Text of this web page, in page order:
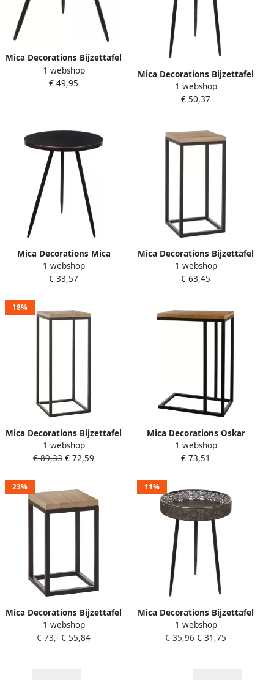
Mica Decorations Bijzettafel
Lagune rond metaal brons
H45 5 x D70 Bijzettafels
1 webshop
€ 49,95
Mica Decorations Bijzettafel
Lagune rond metaal brons
H58 x D40 Bijzettafels
1 webshop
€ 50,37
Mica Decorations Mica
bijzettafel Kent rond metaal
zwart 40x51 5cm
1 webshop
€ 33,57
Mica Decorations Bijzettafel
Oskar vierkant hout metaal
zwart 30 x 62 cm
1 webshop
€ 63,45
18%
Mica Decorations Bijzettafel
Oskar vierkant hout metaal
zwart 35 x 81 cm
1 webshop
€ 89,33 € 72,59
Mica Decorations Oskar
Bijzettafel L46 x B30 x H66
cm Hout Metaal Zwart
1 webshop
€ 73,51
23%
Mica Decorations Bijzettafel
hout met metalen poten
H42 x 25 cm Bijzettafels
1 webshop
€ 73,- € 55,84
11%
Mica Decorations Bijzettafel
Lagune rond metaal zwart
40 x 58 cm Home Deco
1 webshop
€ 35,96 € 31,75